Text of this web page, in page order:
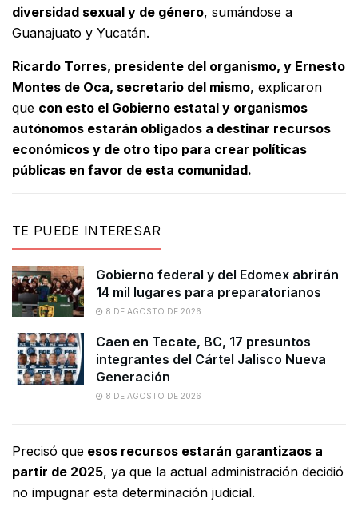
diversidad sexual y de género, sumándose a
Guanajuato y Yucatán.
Ricardo Torres, presidente del organismo, y Ernesto
Montes de Oca, secretario del mismo, explicaron
que con esto el Gobierno estatal y organismos
autónomos estarán obligados a destinar recursos
económicos y de otro tipo para crear políticas
públicas en favor de esta comunidad.
TE PUEDE INTERESAR
Gobierno federal y del Edomex abrirán
14 mil lugares para preparatorianos
8 DE AGOSTO DE 2026
Caen en Tecate, BC, 17 presuntos
integrantes del Cártel Jalisco Nueva
Generación
8 DE AGOSTO DE 2026
Precisó que esos recursos estarán garantizaos a
partir de 2025, ya que la actual administración decidió
no impugnar esta determinación judicial.